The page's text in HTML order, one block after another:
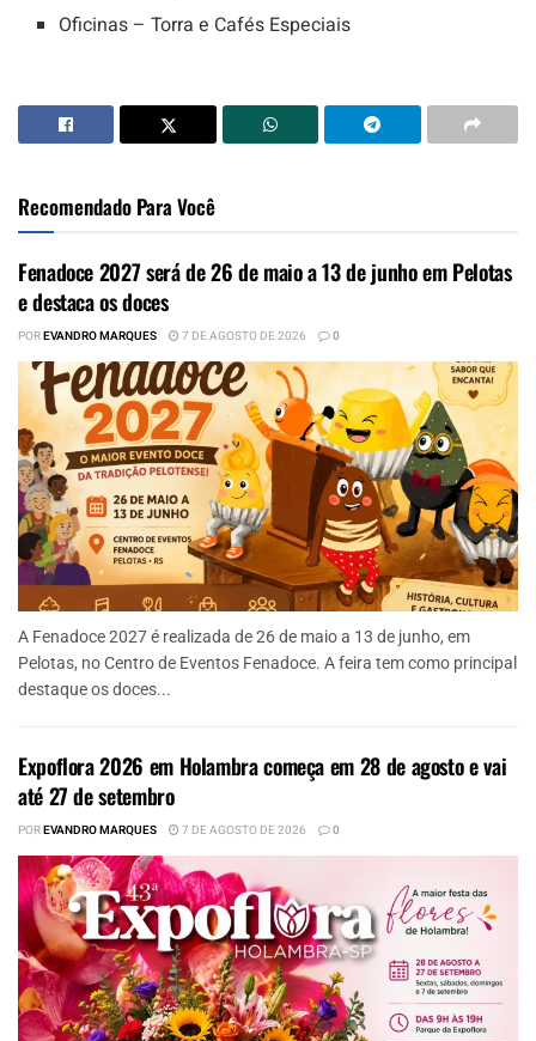
Oficinas – Torra e Cafés Especiais
Recomendado Para Você
Fenadoce 2027 será de 26 de maio a 13 de junho em Pelotas
e destaca os doces
POREVANDRO MARQUES 7 DE AGOSTO DE 2026 0
A Fenadoce 2027 é realizada de 26 de maio a 13 de junho, em
Pelotas, no Centro de Eventos Fenadoce. A feira tem como principal
destaque os doces...
Expoflora 2026 em Holambra começa em 28 de agosto e vai
até 27 de setembro
POREVANDRO MARQUES 7 DE AGOSTO DE 2026 0